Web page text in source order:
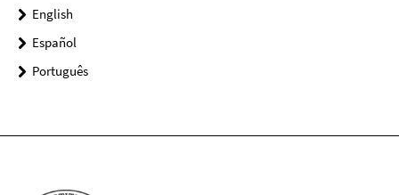
English
Español
Português